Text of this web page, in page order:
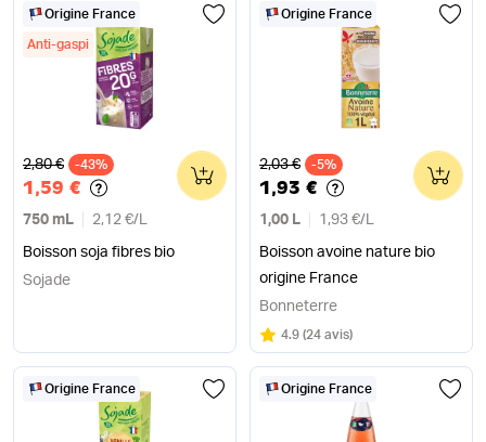
Origine France
Anti-gaspi
Ancien prix
2,80 € -43%
1,59 €
750 mL 2,12 €/ L
Boisson soja fibres bio
0
Sojade
Origine France
Ancien prix
2,03 € -5%
1,93 €
1,00 L 1,93 €/ L
Boisson avoine nature bio
origine France
0
Bonneterre
Note
4.9 sur 5
(24 avis)
Origine France Origine France